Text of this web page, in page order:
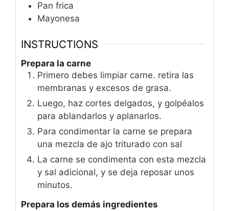
Pan frica
Mayonesa
INSTRUCTIONS
Prepara la carne
Primero debes limpiar carne. retira las
membranas y excesos de grasa.
Luego, haz cortes delgados, y golpéalos
para ablandarlos y aplanarlos.
Para condimentar la carne se prepara
una mezcla de ajo triturado con sal
La carne se condimenta con esta mezcla
y sal adicional, y se deja reposar unos
minutos.
Prepara los demás ingredientes